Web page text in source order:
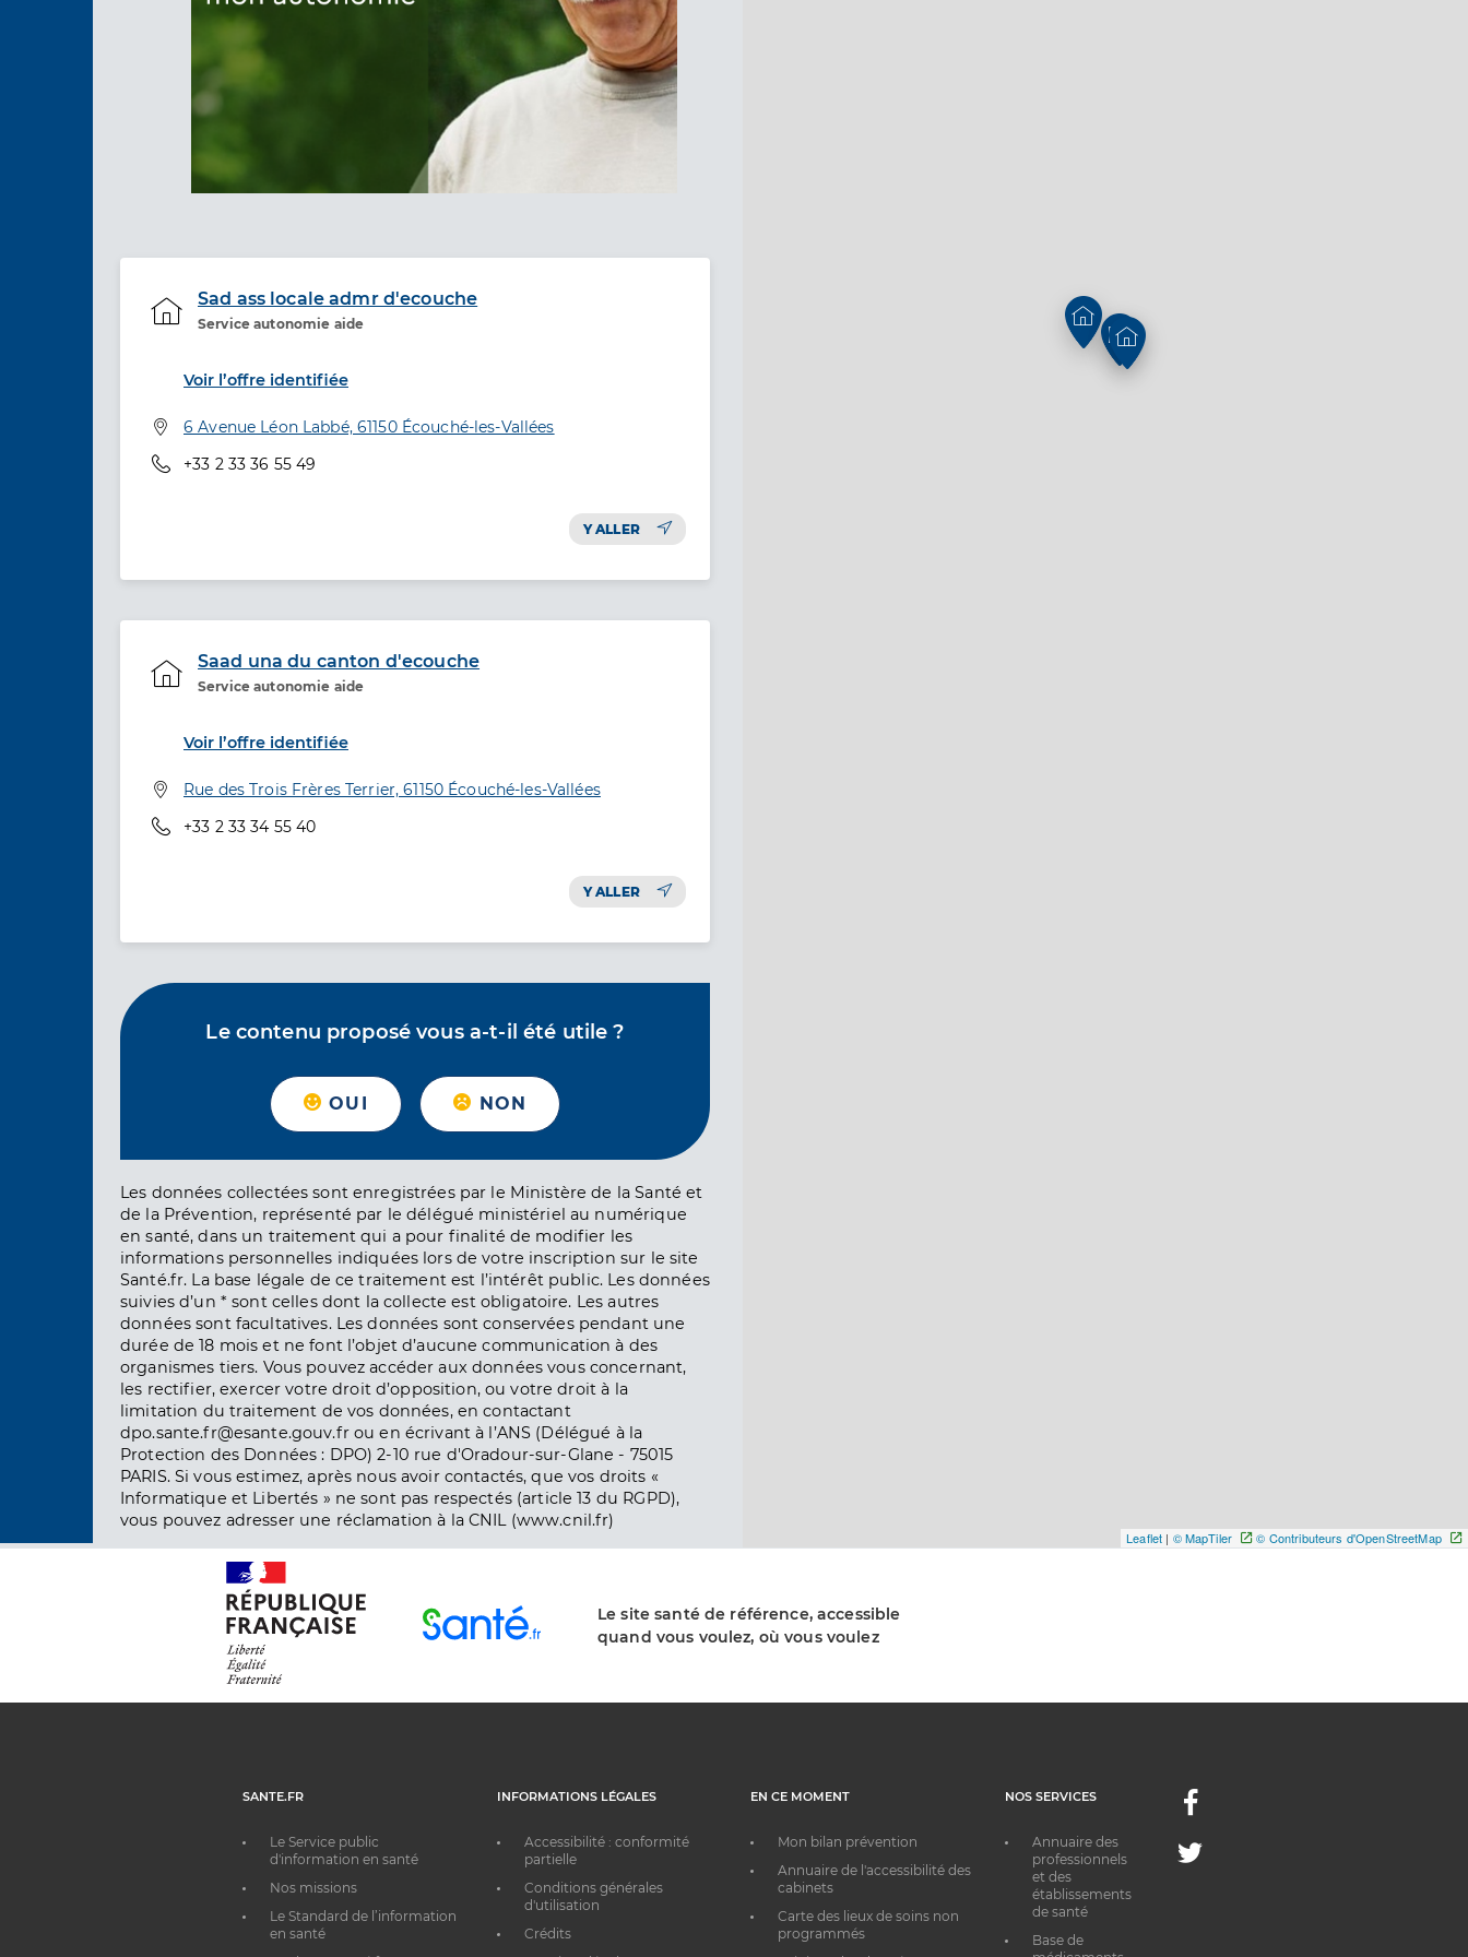
Sad ass locale admr d'ecouche
Service autonomie aide
Etablissement de soins
Voir l’offre identifiée
Adresse
6 Avenue Léon Labbé, 61150 Écouché-les-Vallées
Téléphone
+33 2 33 36 55 49
Y ALLER
Saad una du canton d'ecouche
Service autonomie aide
Etablissement de soins
Voir l’offre identifiée
Adresse
Rue des Trois Frères Terrier, 61150 Écouché-les-Vallées
Téléphone
+33 2 33 34 55 40
Y ALLER
Le contenu proposé vous a-t-il été utile ?
OUI NON
Les données collectées sont enregistrées par le Ministère de la Santé et
de la Prévention, représenté par le délégué ministériel au numérique
en santé, dans un traitement qui a pour finalité de modifier les
informations personnelles indiquées lors de votre inscription sur le site
Santé.fr. La base légale de ce traitement est l’intérêt public. Les données
suivies d’un * sont celles dont la collecte est obligatoire. Les autres
données sont facultatives. Les données sont conservées pendant une
durée de 18 mois et ne font l’objet d’aucune communication à des
organismes tiers. Vous pouvez accéder aux données vous concernant,
les rectifier, exercer votre droit d’opposition, ou votre droit à la
limitation du traitement de vos données, en contactant
dpo.sante.fr@esante.gouv.fr ou en écrivant à l’ANS (Délégué à la
Protection des Données : DPO) 2-10 rue d'Oradour-sur-Glane - 75015
PARIS. Si vous estimez, après nous avoir contactés, que vos droits «
Informatique et Libertés » ne sont pas respectés (article 13 du RGPD),
vous pouvez adresser une réclamation à la CNIL (www.cnil.fr)
Leaflet | © MapTiler © Contributeurs d'OpenStreetMap
Le site santé de référence, accessible
quand vous voulez, où vous voulez
SANTE.FR
Le Service public
d'information en santé
Nos missions
Le Standard de l’information
en santé
INFORMATIONS LÉGALES
Accessibilité : conformité
partielle
Conditions générales
d'utilisation
Crédits
EN CE MOMENT
Mon bilan prévention
Annuaire de l'accessibilité des
cabinets
Carte des lieux de soins non
programmés
NOS SERVICES
Annuaire des
professionnels
et des
établissements
de santé
Base de
Facebook
Twitter